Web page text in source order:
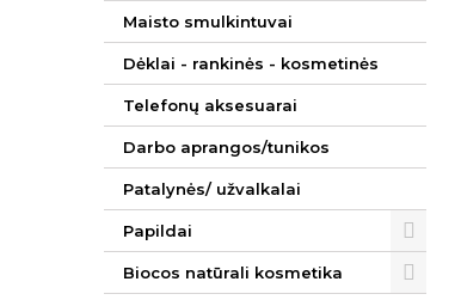
Maisto smulkintuvai
Dėklai - rankinės - kosmetinės
Telefonų aksesuarai
Darbo aprangos/tunikos
Patalynės/ užvalkalai
Papildai
Biocos natūrali kosmetika